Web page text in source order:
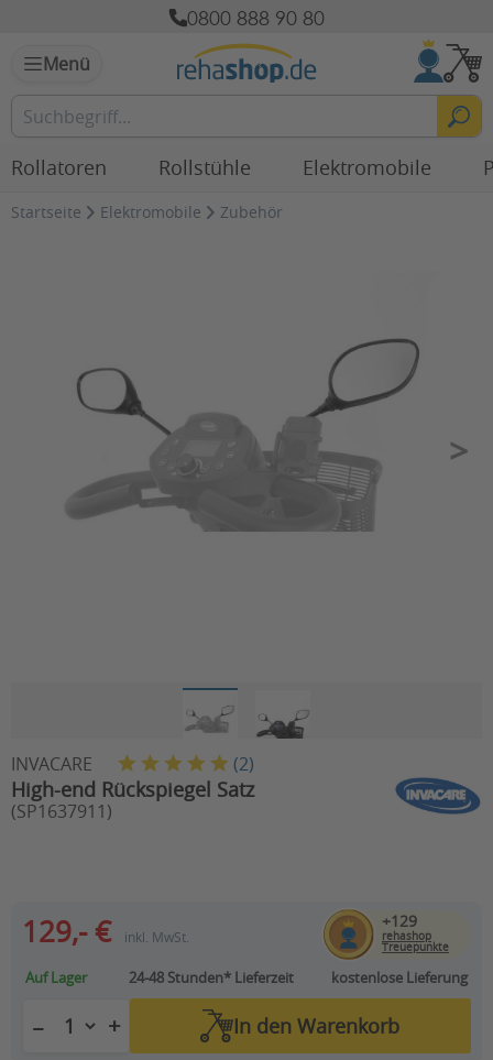
0800 888 90 80
Menü
Rollatoren Rollstühle Elektromobile
Startseite Elektromobile Zubehör
INVACARE (2)
High-end Rückspiegel Satz
(SP1637911)
129,- € inkl. MwSt.
+129
rehashop
Treuepunkte
Auf Lager 24-48 Stunden*Lieferzeit kostenlose Lieferung
− + In den Warenkorb